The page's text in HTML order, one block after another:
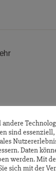
sind
Daten
werden. Mit
sich mit der